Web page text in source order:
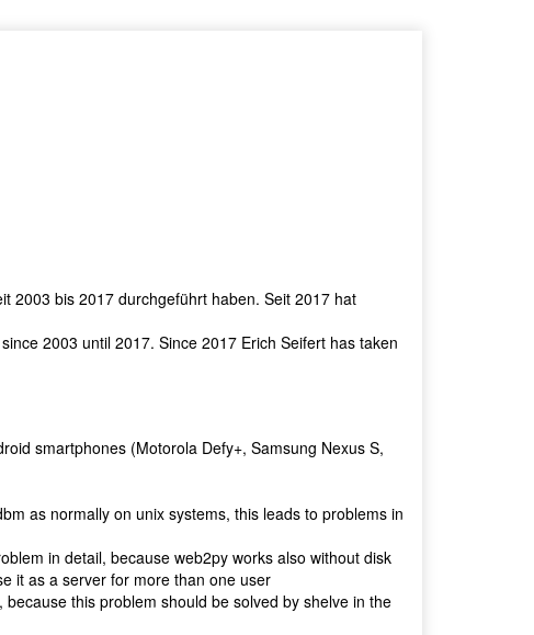
2003 bis 2017 durchgeführt haben. Seit 2017 hat
2003 until 2017. Since 2017 Erich Seifert has taken
smartphones (Motorola Defy+, Samsung Nexus S,
as normally on unix systems, this leads to problems in
in detail, because web2py works also without disk
it as a server for more than one user
this problem should be solved by shelve in the